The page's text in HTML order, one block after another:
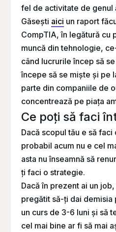
fel de activitate de genul
Găsești aici un raport
CompTIA, în legătură cu
muncă din tehnologie,
când lucrurile încep să
începe să se miște și pe
parte din companiile de
concentrează pe piața
Ce poți să faci
Dacă scopul tău e să
probabil acum nu e cel
asta nu înseamnă să
ți faci o strategie.
Dacă în prezent ai un
pregătit să-ți dai demisia
un curs de 3-6 luni și să
cel mai bine ar fi să mai